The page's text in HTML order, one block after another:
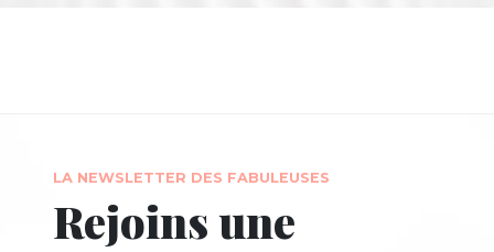
LA NEWSLETTER DES FABULEUSES
Rejoins une